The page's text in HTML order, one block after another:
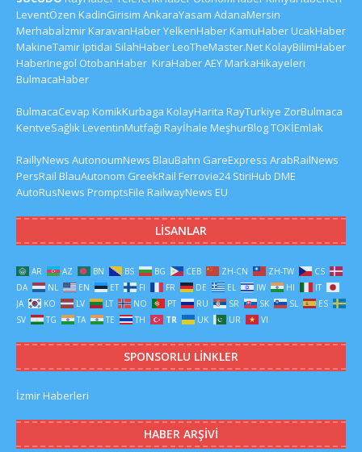
LeventÖzen KadinGirisim AnkaraYasam AdanaMersin
MerhabaİzmirKaravanHaberYelkenHaberKamuHaberUcakHaber
MakineTamirIptidai SilahHaberLeoTheMaster.NetKolayBilimHaber
HaberInegol OtobanHaber KiraHaberAEYMarkaHikayeleri
BulmacaHaber
BulmacaCevap KomikKurbaga KolayHarita RayTurkiye ZorBulmaca
KentveSağlıkLeventinMutfağı Rayİhale MeşhurBlogTOKİEmlak
RaillyNews AutonoumNews BlauBahn GareExpress ArabRailNews
PersRail BlauAutonom GreekRail Ferrovie24 StiriHub DME
AutoRusNews PromptsFile RailwayNews EU
LISANLAR
AR AZ BN BS BG CEB ZH-CN ZH-TW
CS
DA
NL EN ET FI FR DE EL IW HI
IT
JA
KO LV LT NO PT RU SR SK SL
ES
SV
TG TA TE TH TR UK UR VI
SPONSORLU LINKLER
İzmir Haberleri
HABER ARŞIVI